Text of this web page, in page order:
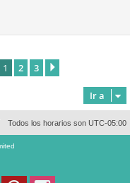
1 2 3
Ir a
Todos los horarios son UTC-05:00